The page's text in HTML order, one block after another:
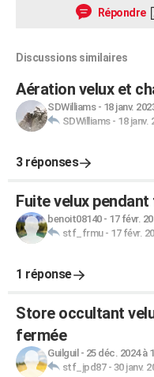
Répondre
Discussions similaires
Aération velux et
SDWilliams- 18 janv.
SDWilliams- 18 janv.
3 réponses
Fuite velux
benoit08140- 17 févr.
stf_frmu- 17 févr.
1 réponse
Store occultant
fermée
Guilguil - 25 déc. 2024 à
stf_jpd87- 30 janv.